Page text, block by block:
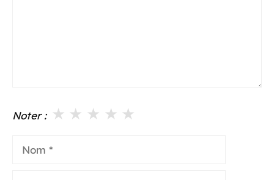
Noter : ★
★
★
★
★